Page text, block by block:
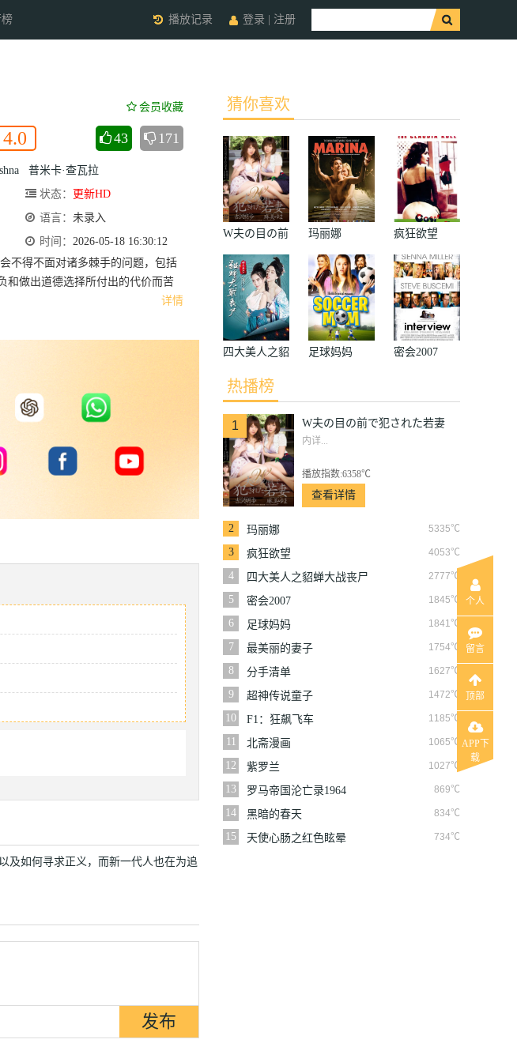
登录 注册
播放记录
会员收藏
4.0 43 171
普米卡·查瓦拉
状态：
更新HD
语言： 未录入
时间： 2026-05-18 16:30:12
详情
不得不面对诸多棘手的问题，包括
和做出道德选择所付出的代价而苦
及如何寻求正义，而新一代人也在为追
猜你喜欢
W夫の目の前
で犯された若
妻
玛丽娜 疯狂欲望
四大美人之貂
蝉大战丧尸
足球妈妈 密会2007
热播榜
1 W夫の目の前で犯された若妻
内详...
播放指数:6358℃
查看详情
2 5335℃
玛丽娜
3
4053℃
疯狂欲望
4
2777℃
四大美人之貂蝉大战丧尸
5
1845℃
密会2007
6
1841℃
足球妈妈
7
1754℃
最美丽的妻子
8
1627℃
分手清单
9
1472℃
超神传说童子
10
1185℃
F1：狂飙飞车
11
1065℃
北斋漫画
12
1027℃
紫罗兰
13
869℃
罗马帝国沦亡录1964
14
834℃
黑暗的春天
15
734℃
天使心肠之红色眩晕
个人
留言
顶部
APP下
载